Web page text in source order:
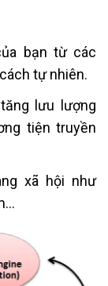
bạn từ các
tự nhiên.
lưu lượng
tiện truyền
xã hội như